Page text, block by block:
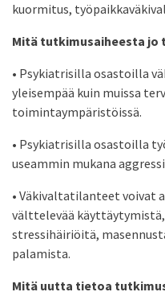
kuormitus,
Mitä tutkimusaiheesta jo
• Psykiatrisilla osastoilla
yleisempää kuin muissa
toimintaympäristöissä.
• Psykiatrisilla osastoilla
useammin mukana
• Väkivaltatilanteet voivat
välttelevää
stressihäiriöitä,
palamista.
Mitä uutta tietoa